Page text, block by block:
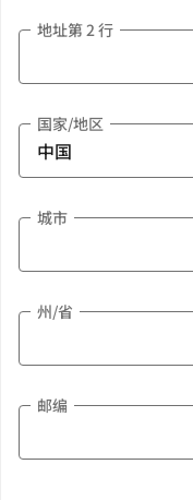
地址第 2 行
国家/地区
城市
州/省
邮编